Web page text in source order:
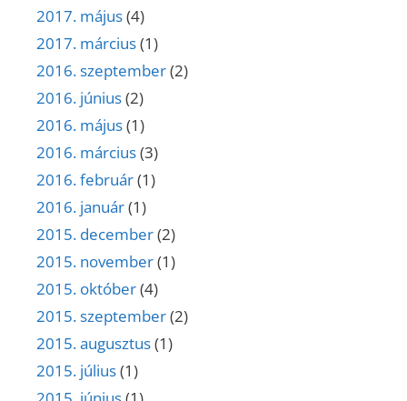
2017. május(4)
2017. március(1)
2016. szeptember(2)
2016. június(2)
2016. május(1)
2016. március(3)
2016. február(1)
2016. január(1)
2015. december(2)
2015. november(1)
2015. október(4)
2015. szeptember(2)
2015. augusztus(1)
2015. július(1)